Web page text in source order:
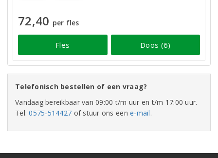
72,40 per fles
Fles Doos (6)
Telefonisch bestellen of een vraag?
Vandaag bereikbaar van 09:00 t/m uur en t/m 17:00 uur.
Tel:0575-514427 of stuur ons eene-mail.